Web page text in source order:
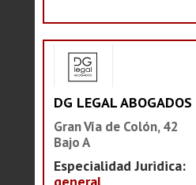
DG LEGAL ABOGADOS
Gran Vía de Colón, 42
Bajo A
Especialidad Juridica:
general